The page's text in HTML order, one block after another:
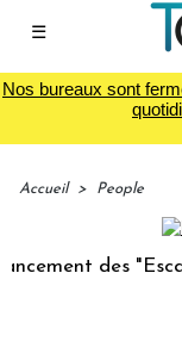
☰
Nos bureaux sont
Accueil > People
des "Escales